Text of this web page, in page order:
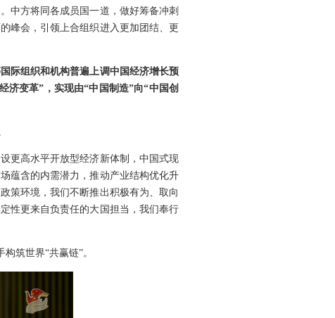
中方将同各成员国一道，做好筹备冲刺
峰会，引领上合组织进入更加团结、更
际组织和机构普遍上调中国经济增长预
济变革”，实现由“中国制造”向“中国创
更高水平开放型经济新体制，中国式现
蕴含的内需潜力，推动产业结构优化升
策环境，我们不断推出积极有为、取向
性更来自负责任的大国担当，我们奉行
筑世界“共赢链”。